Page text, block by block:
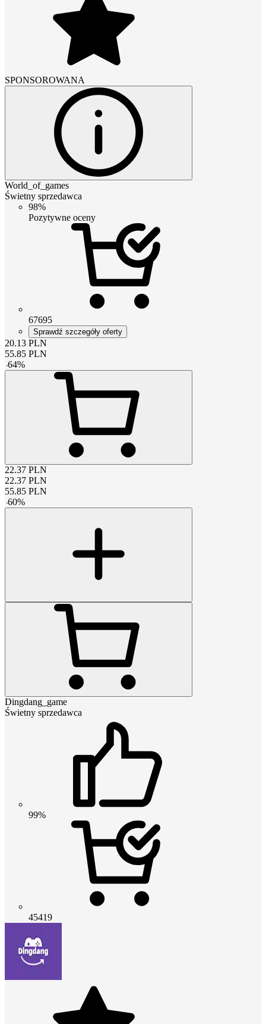
SPONSOROWANA
World_of_games
Świetny sprzedawca
98%
Pozytywne oceny
67695
Sprawdź szczegóły oferty
20.13 PLN
55.85 PLN
-64%
22.37 PLN
22.37 PLN
55.85 PLN
-60%
Dingdang_game
Świetny sprzedawca
99%
45419